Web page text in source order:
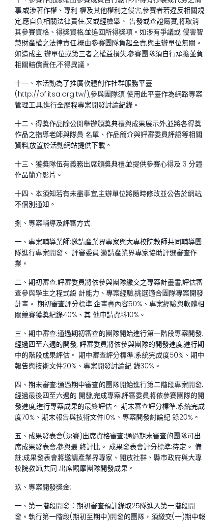
事,或涉著作權、專利 權及其他權利之侵害,參賽者若違反相關規
定,應自負相關法律責任;又或經檢舉、 告發或查證屬實,將取消
其參賽資格、得獎資格,並追回所得獎項。如涉有爭議或 侵害智
慧財產權之法律責任,概由參賽團隊負起全責,與主辦單位無關。
如造成主 辦單位或第三者之權益損失,參賽團隊須自行承擔並負
相關賠償責任,不得異議。
十一、本活動為了推廣軟體創作社群服務平臺
(http://of.itsa.org.tw/),參與團隊須 使用此平臺作為網路專案
管理工具,進行全歷程專案開發討論紀錄。
十二、得獎作品除公開舉辦頒獎典禮與成果展示外,並將各得獎
作品之指導老師與隊員 名單、作品簡介與評審委員評語等相關
資料,放置於活動網站提供下載。
十三、獲獎隊伍有義務出席頒獎典禮,並提供參賽心得及 3 分鐘
作品簡介影片。
十四、本須知若有未盡事宜,主辦單位將隨時修改並公告於網站,
不個別通知。
捌、專案輔導及評審方式:
一、專案輔導業師:邀請產業界專家與大專校院教師共同輔導團
隊進行專案開發。 評審委員:邀請產業界專家協助評選審查作
業。
二、期初審查:評審委員將依參與團隊繳交之專案計畫書,評估審
查參與學生之程式設 計能力、專案經驗,挑選適合團隊專案開發
計畫。 期初審查評分標準:企畫書內容50%、專案經驗與軟體相
關競賽獲獎紀錄40%、其 他申請資料10%。
三、期中審查:通過期初審查的團隊開始進行第一階段專案開發,
經過四至六週的開發, 評審委員將依參與團隊的開發進度,進行期
中的階段成果評估。 期中審查評分標準:系統完成度50%、期中
報告與技術文件20%、專案開發討論紀 錄30%。
四、期末審查:通過期中審查的團隊開始進行第二階段專案開發,
經過最後四至六週的 開發,完成專案,評審委員將依參賽團隊的開
發進度,進行專案成果的最終評估。 期末審查評分標準:系統完成
度70%、期末報告與技術文件10%、專案開發討論紀 錄20%。
五、成果發表會(決賽)出席資格審查:通過期末審查的團隊可出
席成果發表會,參與最 終評比。 成果發表會評分標準:待定。 備
註:成果發表會將邀請產業界專家、開放社群、縣市政府與大專
校院教師,共同 出席觀摩團隊開發成果。
玖、專案開發獎金:
一、第一階段開發：期初審查預計錄取25隊進入第一階段開
發。執行第一階段(期初至期中)開發的團隊，須繳交(一)期中報